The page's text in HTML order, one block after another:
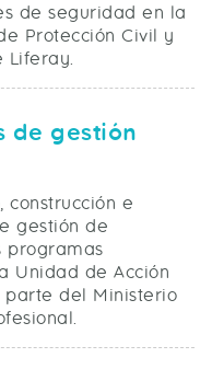
de seguridad en la
Protección Civil y
Liferay.
de gestión
construcción e
gestión de
programas
Unidad de Acción
parte del Ministerio